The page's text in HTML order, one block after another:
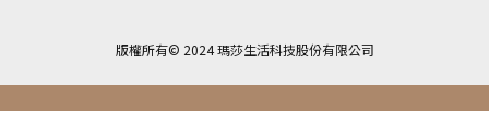
版權所有© 2024 瑪莎生活科技股份有限公司